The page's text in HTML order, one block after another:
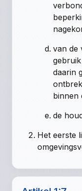
van de
daarin
binnen
de
Het eerste